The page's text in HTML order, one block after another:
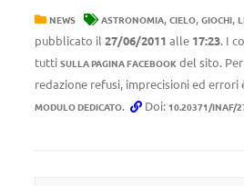
NEWS ASTRONOMIA, CIELO, GIOCHI,
pubblicato il 27/06/2011 alle 17:23. I
tutti SULLA PAGINA FACEBOOK del sito.
redazione refusi, imprecisioni ed errori
MODULO DEDICATO. Doi: 10.20371/INAF/